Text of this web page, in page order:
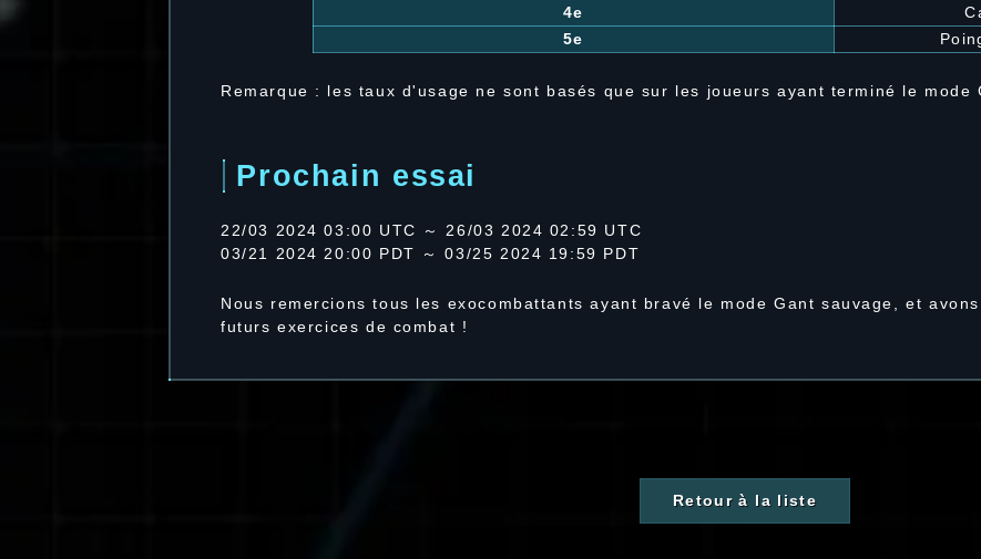
4e
5e
Remarque : les taux d'usage ne sont basés que sur les joueurs ayant terminé le mode
Prochain essai
22/03 2024 03:00 UTC ～ 26/03 2024 02:59 UTC
03/21 2024 20:00 PDT ～ 03/25 2024 19:59 PDT
Nous remercions tous les exocombattants ayant bravé le mode Gant sauvage, et
futurs exercices de combat !
Retour à la liste